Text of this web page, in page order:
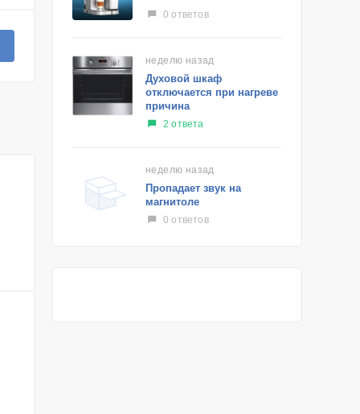
0 ответов
неделю назад
Духовой шкаф
отключается при нагреве
причина
2 ответа
неделю назад
Пропадает звук на
магнитоле
0 ответов